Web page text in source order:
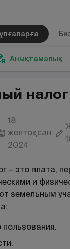
Анықтамалық
налог
18
желтоқсан
2024
– это плата,
и
земельным